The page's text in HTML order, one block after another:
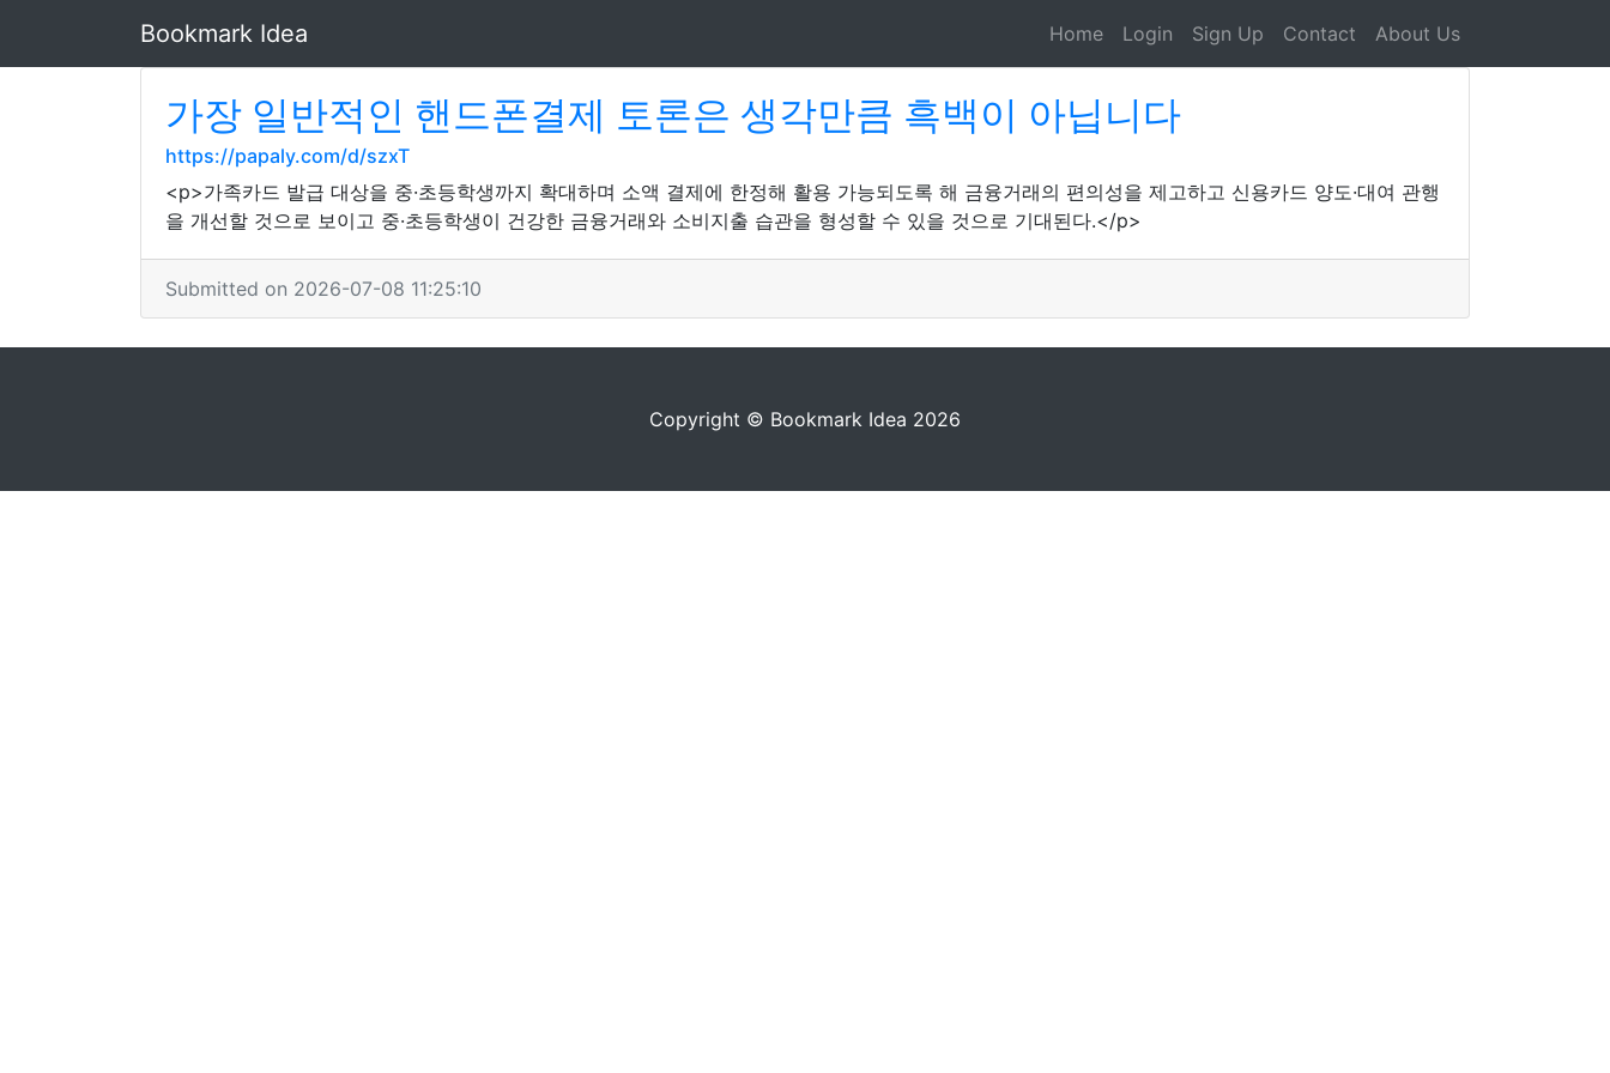
Bookmark Idea Home Login Sign Up Contact About Us
가장 일반적인 핸드폰결제 토론은 생각만큼 흑백이 아닙니다
https://papaly.com/d/szxT
<p>가족카드 발급 대상을 중·초등학생까지 확대하며 소액 결제에 한정해 활용 가능되도록 해 금융거래의 편의성을 제고하고 신용카드 양도·대여 관행
을 개선할 것으로 보이고 중·초등학생이 건강한 금융거래와 소비지출 습관을 형성할 수 있을 것으로 기대된다.</p>
Submitted on 2026-07-08 11:25:10
Copyright © Bookmark Idea 2026